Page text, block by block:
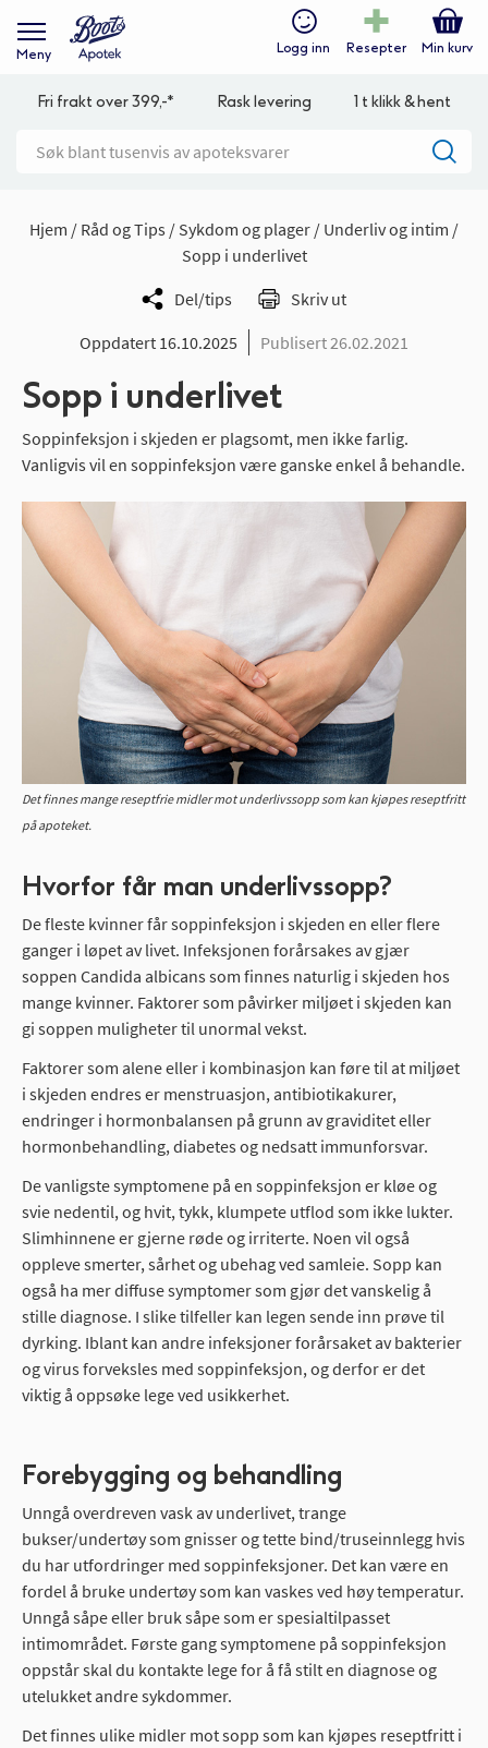
Meny Logg inn Resepter Min kurv
Fri frakt over 399,-* Rask levering 1 t klikk & hent
Hjem Råd og Tips Sykdom og plager
Underliv og intim
Sopp i underlivet
Del/tips
Skriv ut
Oppdatert 16.10.2025
Publisert 26.02.2021
Sopp i underlivet
Soppinfeksjon i skjeden er plagsomt, men ikke farlig.
Vanligvis vil en soppinfeksjon være ganske enkel å behandle.
Det finnes mange reseptfrie midler mot underlivssopp som kan kjøpes reseptfritt
på apoteket.
Hvorfor får man underlivssopp?
De fleste kvinner får soppinfeksjon i skjeden en eller flere
ganger i løpet av livet. Infeksjonen forårsakes av gjær
soppen Candida albicans som finnes naturlig i skjeden hos
mange kvinner. Faktorer som påvirker miljøet i skjeden kan
gi soppen muligheter til unormal vekst.
Faktorer som alene eller i kombinasjon kan føre til at miljøet
i skjeden endres er menstruasjon, antibiotikakurer,
endringer i hormonbalansen på grunn av graviditet eller
hormonbehandling, diabetes og nedsatt immunforsvar.
De vanligste symptomene på en soppinfeksjon er kløe og
svie nedentil, og hvit, tykk, klumpete utflod som ikke lukter.
Slimhinnene er gjerne røde og irriterte. Noen vil også
oppleve smerter, sårhet og ubehag ved samleie. Sopp kan
også ha mer diffuse symptomer som gjør det vanskelig å
stille diagnose. I slike tilfeller kan legen sende inn prøve til
dyrking. Iblant kan andre infeksjoner forårsaket av bakterier
og virus forveksles med soppinfeksjon, og derfor er det
viktig å oppsøke lege ved usikkerhet.
Forebygging og behandling
Unngå overdreven vask av underlivet, trange
bukser/undertøy som gnisser og tette bind/truseinnlegg hvis
du har utfordringer med soppinfeksjoner. Det kan være en
fordel å bruke undertøy som kan vaskes ved høy temperatur.
Unngå såpe eller bruk såpe som er spesialtilpasset
intimområdet. Første gang symptomene på soppinfeksjon
oppstår skal du kontakte lege for å få stilt en diagnose og
utelukket andre sykdommer.
Det finnes ulike midler mot sopp som kan kjøpes reseptfritt i